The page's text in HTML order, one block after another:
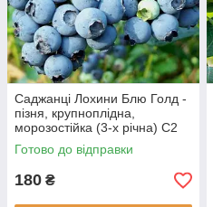
Саджанці Лохини Блю Голд -
пізня, крупноплідна,
морозостійка (3-х річна) С2
Готово до відправки
180 ₴